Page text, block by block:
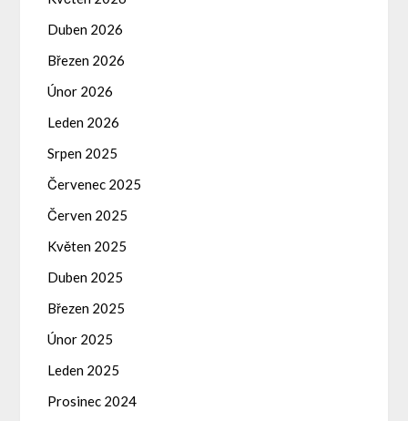
Duben 2026
Březen 2026
Únor 2026
Leden 2026
Srpen 2025
Červenec 2025
Červen 2025
Květen 2025
Duben 2025
Březen 2025
Únor 2025
Leden 2025
Prosinec 2024